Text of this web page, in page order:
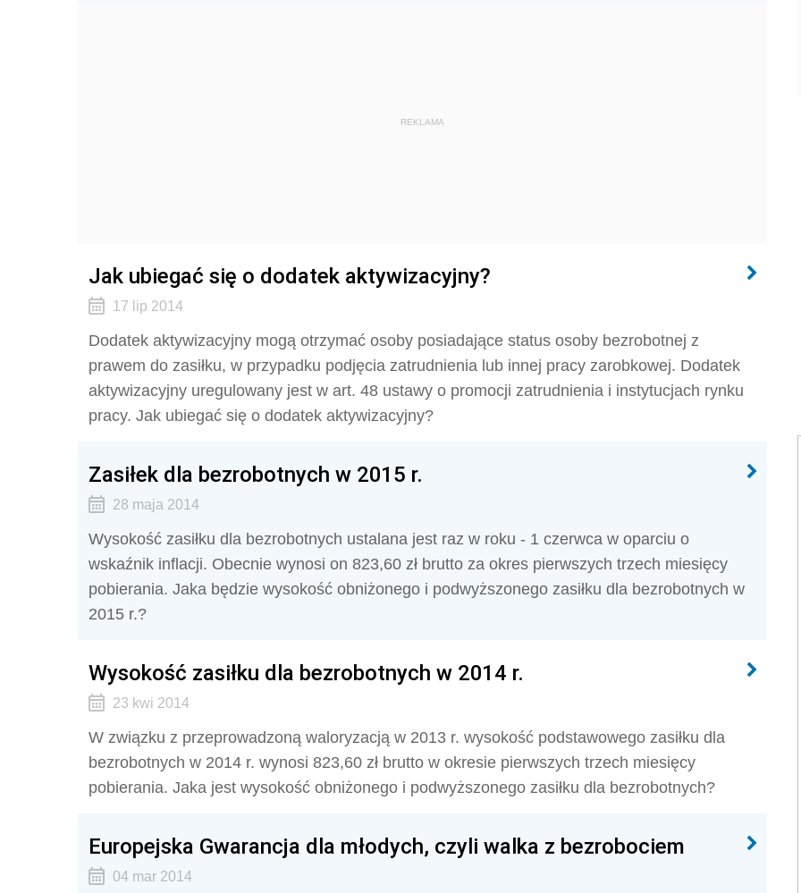
REKLAMA
Jak ubiegać się o dodatek aktywizacyjny?
17 lip 2014
Dodatek aktywizacyjny mogą otrzymać osoby posiadające status osoby bezrobotnej z
prawem do zasiłku, w przypadku podjęcia zatrudnienia lub innej pracy zarobkowej. Dodatek
aktywizacyjny uregulowany jest w art. 48 ustawy o promocji zatrudnienia i instytucjach rynku
pracy. Jak ubiegać się o dodatek aktywizacyjny?
Zasiłek dla bezrobotnych w 2015 r.
28 maja 2014
Wysokość zasiłku dla bezrobotnych ustalana jest raz w roku - 1 czerwca w oparciu o
wskaźnik inflacji. Obecnie wynosi on 823,60 zł brutto za okres pierwszych trzech miesięcy
pobierania. Jaka będzie wysokość obniżonego i podwyższonego zasiłku dla bezrobotnych w
2015 r.?
Wysokość zasiłku dla bezrobotnych w 2014 r.
23 kwi 2014
W związku z przeprowadzoną waloryzacją w 2013 r. wysokość podstawowego zasiłku dla
bezrobotnych w 2014 r. wynosi 823,60 zł brutto w okresie pierwszych trzech miesięcy
pobierania. Jaka jest wysokość obniżonego i podwyższonego zasiłku dla bezrobotnych?
Europejska Gwarancja dla młodych, czyli walka z bezrobociem
04 mar 2014